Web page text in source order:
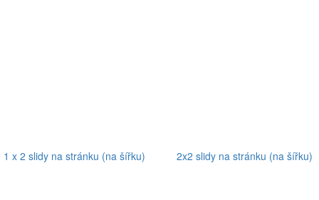
1 x 2 slidy na stránku (na šířku) 2x2 slidy na stránku (na šířku)